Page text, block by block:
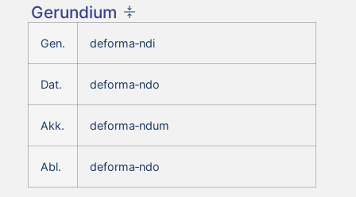
Gerundium
Gen. deforma‑ndi
Dat. deforma‑ndo
Akk. deforma‑ndum
Abl. deforma‑ndo